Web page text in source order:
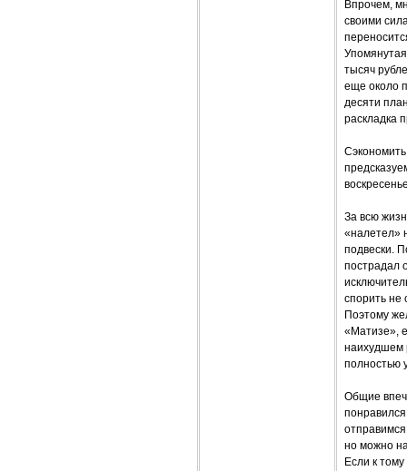
Впрочем,
своими
тысяч
еще около
десяти
раскладка
За всю
«налетел»
подвески.
пострадал
спорить не
Поэтому
«Матизе»,
наихудшем
полностью
Общие
но можно
Если к